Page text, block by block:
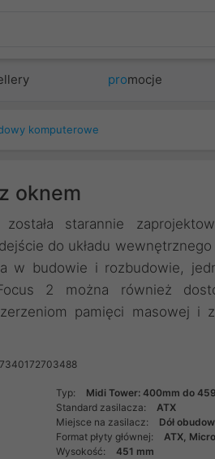
promocje
komputerowe
oknem
starannie
do układu
w budowie i rozbudowie,
2 można również
pamięci masowej i
7340172703488
Typ:
Midi Tower: 400mm do
Standard zasilacza:
ATX
Miejsce na zasilacz:
Dół
Format płyty głównej:
ATX,
Wysokość:
451 mm